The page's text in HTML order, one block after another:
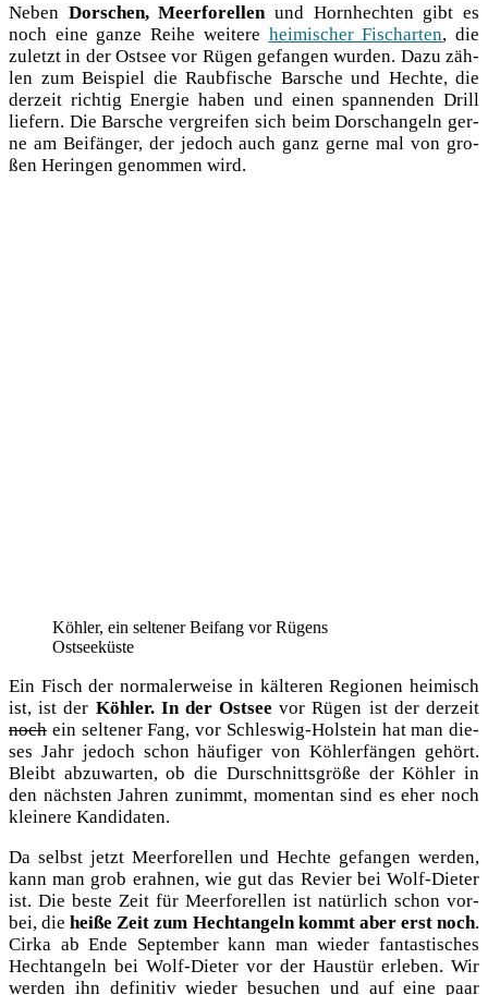
Neben Dor­schen, Meer­fo­rel­len und Horn­hech­ten gibt es
noch eine gan­ze Rei­he wei­te­re hei­mi­scher Fisch­ar­ten, die
zuletzt in der Ost­see vor Rügen gefan­gen wur­den. Dazu zäh­
len zum Bei­spiel die Raub­fi­sche Bar­sche und Hech­te, die
der­zeit rich­tig Ener­gie haben und einen span­nen­den Drill
lie­fern. Die Bar­sche ver­grei­fen sich beim Dorsch­an­geln ger­
ne am Bei­f­än­ger, der jedoch auch ganz ger­ne mal von gro­
ßen Herin­gen genom­men wird.
Köh­ler, ein sel­te­ner Bei­fang vor Rügens
Ostseeküste
Ein Fisch der nor­ma­ler­wei­se in käl­te­ren Regio­nen hei­misch
ist, ist der Köh­ler. In der Ost­see vor Rügen ist der der­zeit
noch ein sel­te­ner Fang, vor Schles­wig-Hol­stein hat man die­
ses Jahr jedoch schon häu­fi­ger von Köh­ler­fän­gen gehört.
Bleibt abzu­war­ten, ob die Durschnitts­grö­ße der Köh­ler in
den nächs­ten Jah­ren zunimmt, momen­tan sind es eher noch
klei­ne­re Kandidaten.
Da selbst jetzt Meer­fo­rel­len und Hech­te gefan­gen wer­den,
kann man grob erah­nen, wie gut das Revier bei Wolf-Die­ter
ist. Die bes­te Zeit für Meer­fo­rel­len ist natür­lich schon vor­
bei, die hei­ße Zeit zum Hecht­an­geln kommt aber erst noch.
Cir­ka ab Ende Sep­tem­ber kann man wie­der fan­tas­ti­sches
Hecht­an­geln bei Wolf-Die­ter vor der Haus­tür erle­ben. Wir
wer­den ihn defi­ni­tiv wie­der besu­chen und auf eine paar